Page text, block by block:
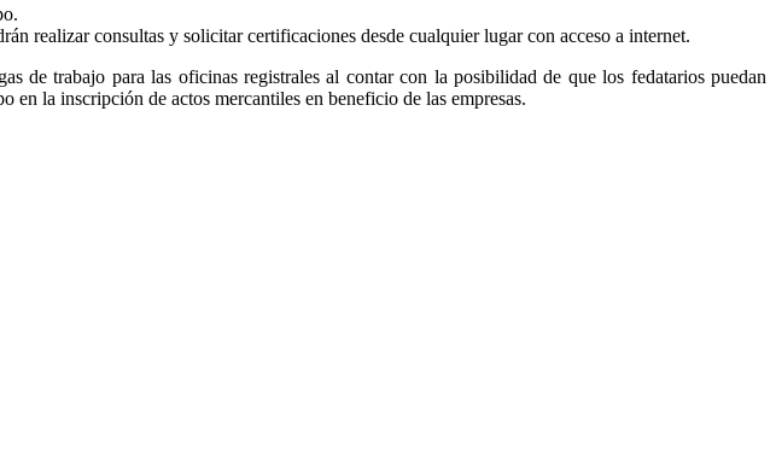
realizar consultas y solicitar certificaciones desde cualquier lugar con acceso a internet.
de trabajo para las oficinas registrales al contar con la posibilidad de que los fedatarios puedan
la inscripción de actos mercantiles en beneficio de las empresas.